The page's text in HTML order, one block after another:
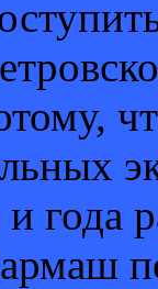
года